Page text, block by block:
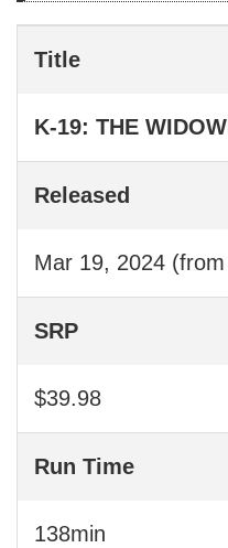
Title
K-19: THE
Released
Mar 19, 2024
SRP
$39.98
Run Time
138min